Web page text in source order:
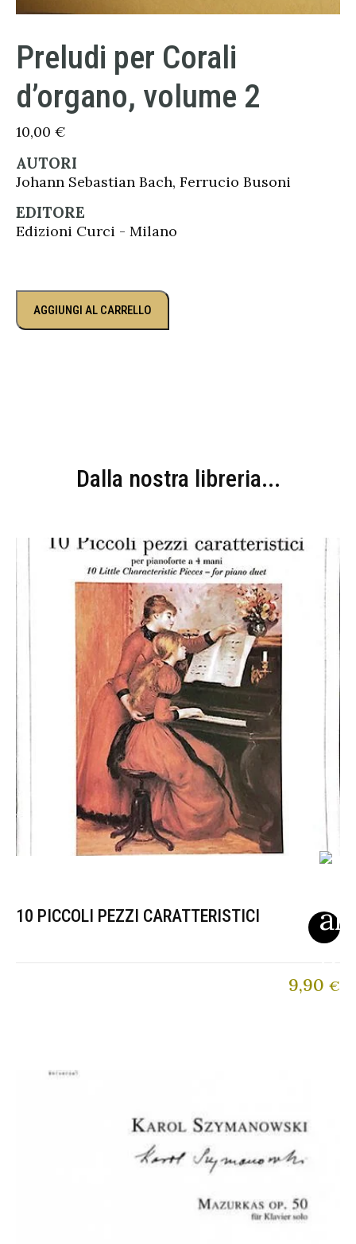
Preludi per Corali
d’organo, volume 2
10,00 €
AUTORI
Johann Sebastian Bach, Ferrucio Busoni
EDITORE
Edizioni Curci - Milano
AGGIUNGI AL CARRELLO
Dalla nostra libreria...
10 PICCOLI PEZZI CARATTERISTICI
9,90 €